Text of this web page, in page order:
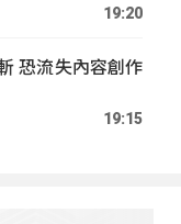
19:20
恐流失內容創作
19:15